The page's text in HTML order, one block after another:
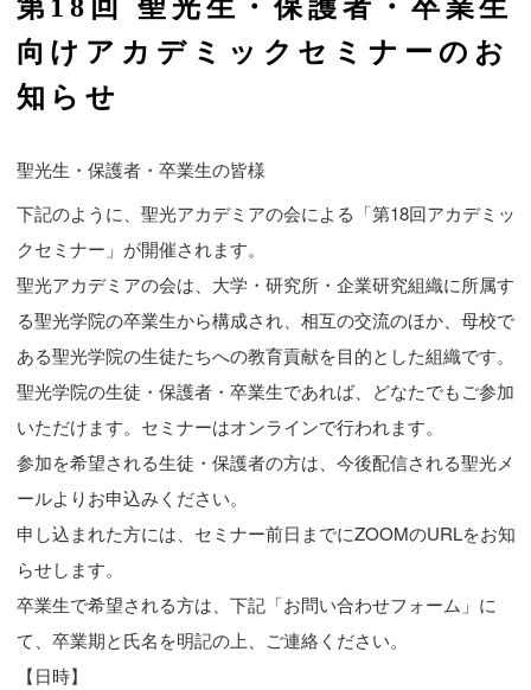
第18回 聖光生・保護者・卒業生
向けアカデミックセミナーのお
知らせ
聖光生・保護者・卒業生の皆様
下記のように、聖光アカデミアの会による「第18回アカデミッ
クセミナー」が開催されます。
聖光アカデミアの会は、大学・研究所・企業研究組織に所属す
る聖光学院の卒業生から構成され、相互の交流のほか、母校で
ある聖光学院の生徒たちへの教育貢献を目的とした組織です。
聖光学院の生徒・保護者・卒業生であれば、どなたでもご参加
いただけます。セミナーはオンラインで行われます。
参加を希望される生徒・保護者の方は、今後配信される聖光メ
ールよりお申込みください。
申し込まれた方には、セミナー前日までにZOOMのURLをお知
らせします。
卒業生で希望される方は、下記「お問い合わせフォーム」に
て、卒業期と氏名を明記の上、ご連絡ください。
【日時】